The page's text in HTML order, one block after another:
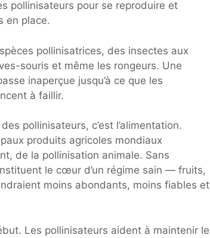
pollinisateurs pour se reproduire et
en place.
pollinisatrices, des insectes aux
souris et même les rongeurs. Une
inaperçue jusqu’à ce que les
à faillir.
pollinisateurs, c’est l’alimentation.
produits agricoles mondiaux
de la pollinisation animale. Sans
le cœur d’un régime sain — fruits,
moins abondants, moins fiables et
Les pollinisateurs aident à maintenir le